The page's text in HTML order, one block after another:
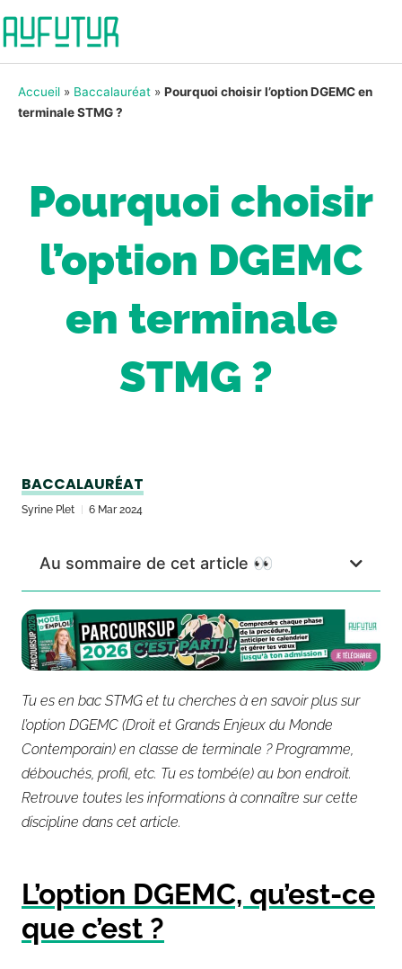
Accueil » Baccalauréat » Pourquoi choisir l’option DGEMC en
terminale STMG ?
Pourquoi choisir
l’option DGEMC
en terminale
STMG ?
BACCALAURÉAT
Syrine Plet 6 Mar 2024
Au sommaire de cet article 👀
Tu es en bac STMG et tu cherches à en savoir plus sur
l’option DGEMC (Droit et Grands Enjeux du Monde
Contemporain) en classe de terminale ? Programme,
débouchés, profil, etc. Tu es tombé(e) au bon endroit.
Retrouve toutes les informations à connaître sur cette
discipline dans cet article.
L’option DGEMC, qu’est-ce
que c’est ?